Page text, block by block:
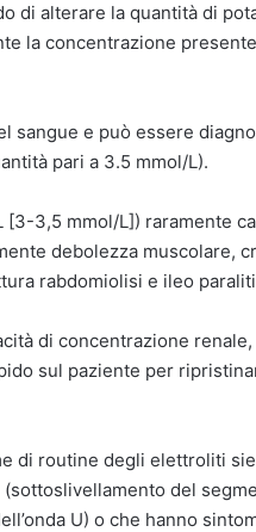
di alterare la quantità di
la concentrazione
sangue e può essere
pari a 3.5 mmol/L).
3,5 mmol/L]) raramente
debolezza muscolare,
rabdomiolisi e ileo
di concentrazione
sul paziente per
di routine degli elettroliti
del
U) o che hanno